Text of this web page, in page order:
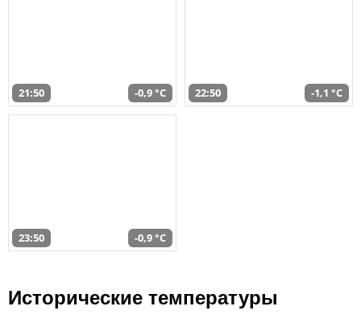
21:50 -0,9 °C 22:50 -1,1 °C
23:50 -0,9 °C
Исторические температуры